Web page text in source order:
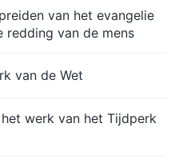
van het evangelie
redding van de mens
van de Wet
werk van het Tijdperk